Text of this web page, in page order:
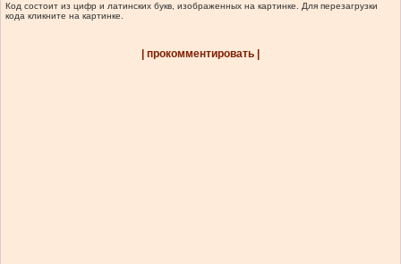
Код состоит из цифр и латинских букв, изображенных на картинке. Для перезагрузки
кода кликните на картинке.
| прокомментировать |